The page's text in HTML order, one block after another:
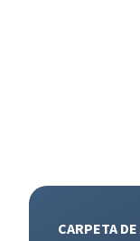
CARPETA